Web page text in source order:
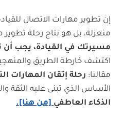
إن تطوير مهارات الاتصال
منعزلة، بل هو نتاج رحلة
مسيرتك في القيادة، يجب أن
اكتشف خارطة الطريق
مقالنا: رحلة إتقان المهارات
الأساس الذي تبنى عليه الثقة
الذكاء العاطفي[من هنا].